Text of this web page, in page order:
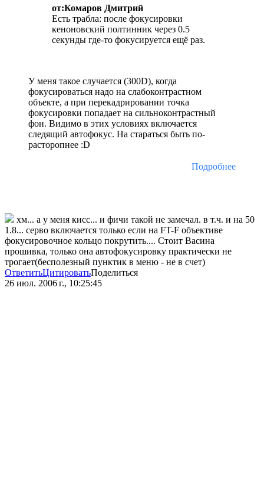
от:Комаров Дмитрий
Есть трабла: после фокусировки
кеноновский полтинник через 0.5
секунды где-то фокусируется ещё раз.
У меня такое случается (300D), когда
фокусироваться надо на слабоконтрастном
объекте, а при перекадрировании точка
фокусировки попадает на сильноконтрастный
фон. Видимо в этих условиях включается
следящий автофокус. На стараться быть по-
расторопнее :D
Подробнее
хм... а у меня кисс... и фичи такой не замечал. в т.ч. и на 50
1.8... серво включается только если на FT-F объективе
фокусировочное кольцо покрутить.... Стоит Васина
прошивка, только она автофокусировку практически не
трогает(бесполезный пунктик в меню - не в счет)
ОтветитьЦитироватьПоделиться
26 июл. 2006 г., 10:25:45